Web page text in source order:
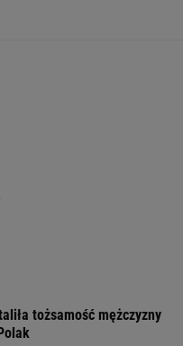
tożsamość mężczyzny